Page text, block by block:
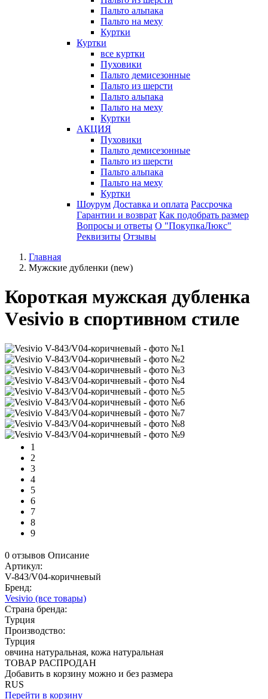
Пальто альпака
Пальто на меху
Куртки
Куртки
все куртки
Пуховики
Пальто демисезонные
Пальто из шерсти
Пальто альпака
Пальто на меху
Куртки
АКЦИЯ
Пуховики
Пальто демисезонные
Пальто из шерсти
Пальто альпака
Пальто на меху
Куртки
Шоурум Доставка и оплата Рассрочка
Гарантии и возврат Как подобрать размер
Вопросы и ответы О "ПокупкаЛюкс"
Реквизиты Отзывы
Главная
Мужские дубленки (new)
Короткая мужская дубленка
Vеsivio в спортивном стиле
1
2
3
4
5
6
7
8
9
0 отзывов Описание
Артикул:
V-843/V04-коричневый
Бренд:
Vesivio (все товары)
Страна бренда:
Турция
Производство:
Турция
овчина натуральная, кожа натуральная
ТОВАР РАСПРОДАН
Добавить в корзину можно и без размера
RUS
Перейти в корзину